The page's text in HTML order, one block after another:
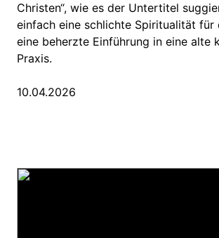
Christen“, wie es der Untertitel
einfach eine schlichte Spiritualität für
eine beherzte Einführung in eine alte
Praxis.
10.04.2026